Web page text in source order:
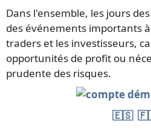
Dans l'ensemble, les jours
des événements importants
traders et les investisseurs,
opportunités de profit ou
prudente des risques.
🇪🇸